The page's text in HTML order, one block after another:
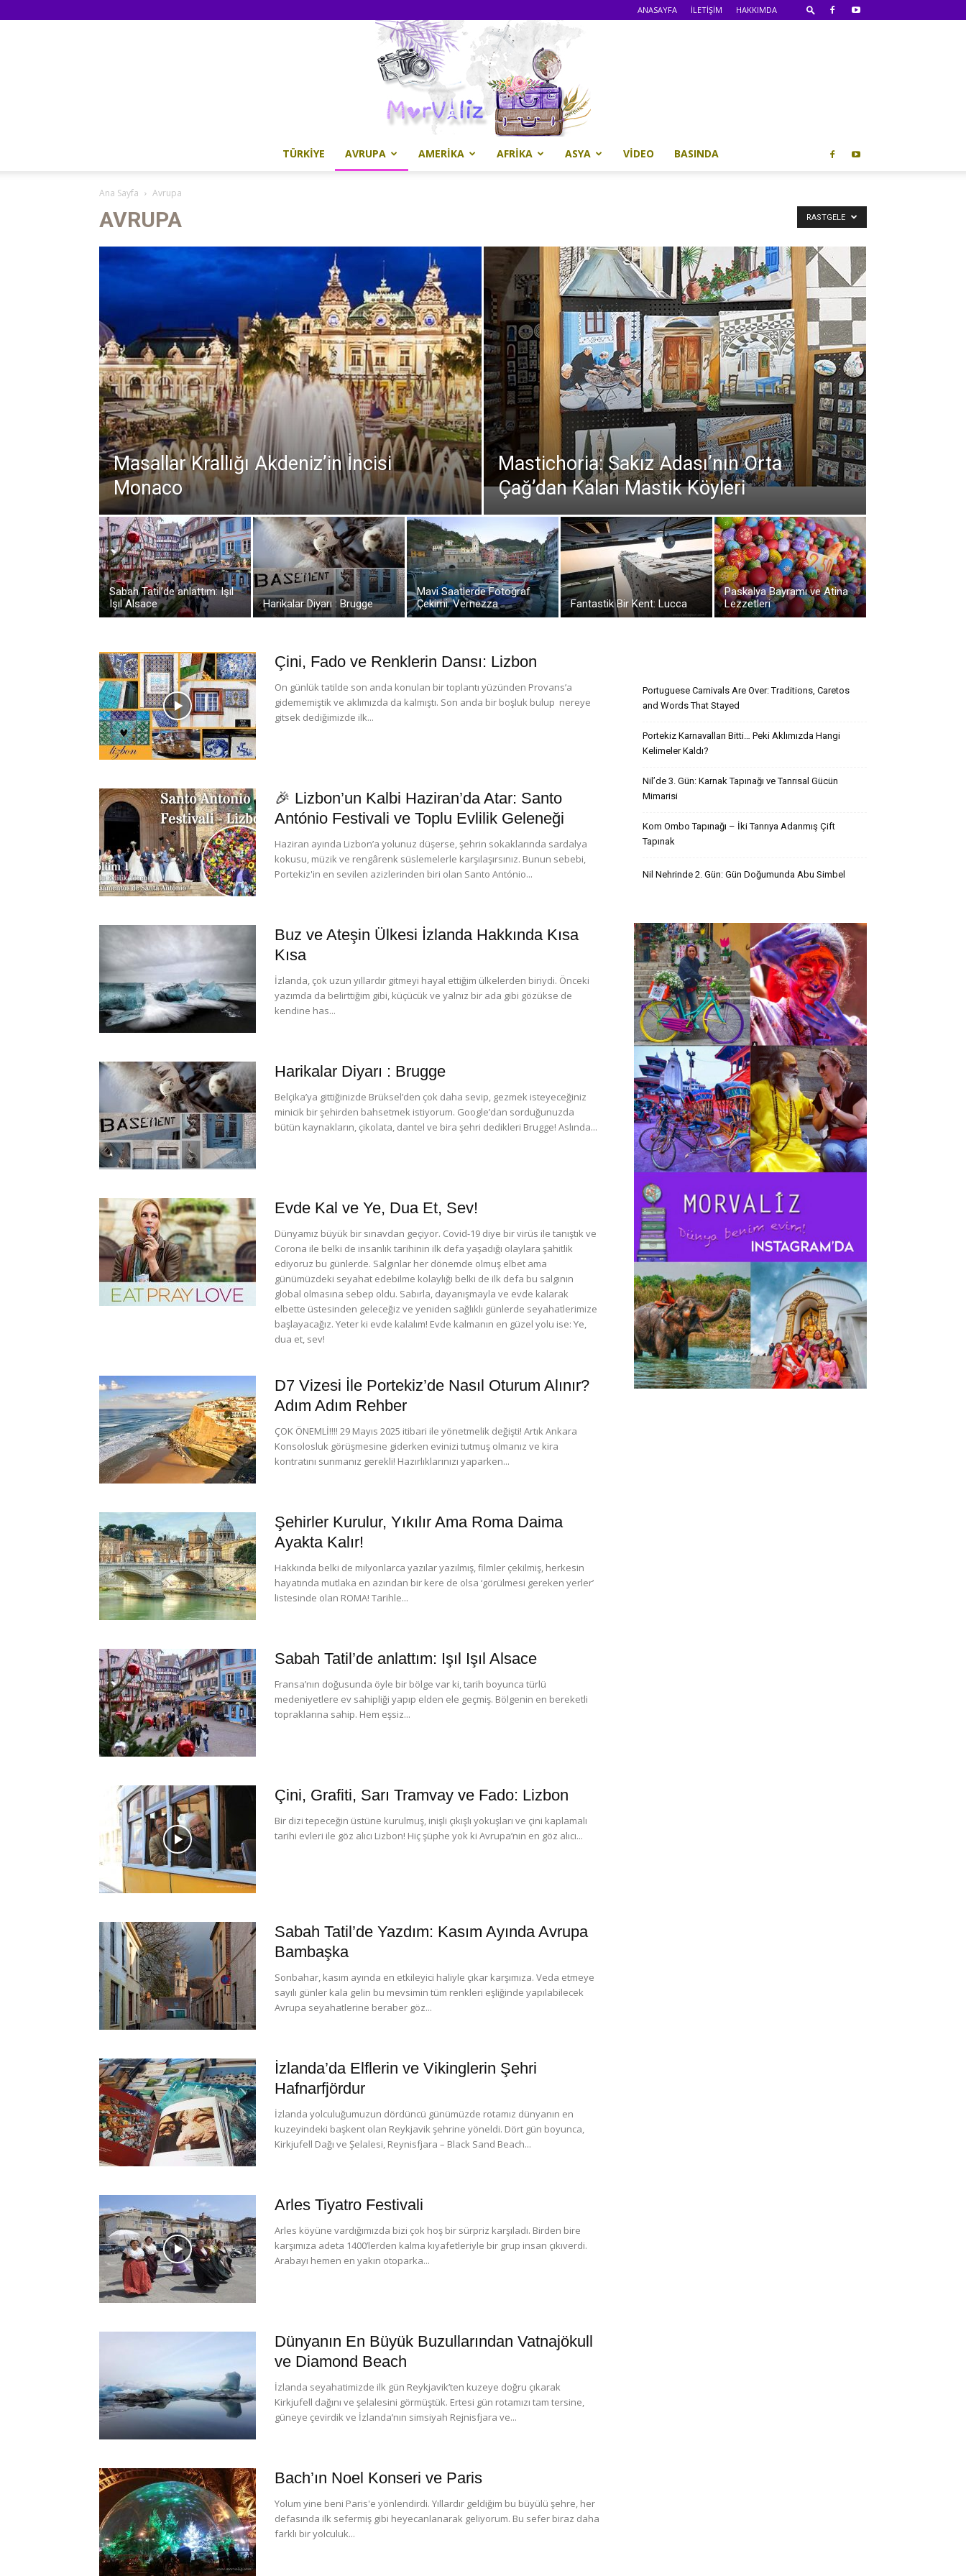
ANASAYFA İLETİŞİM HAKKIMDA
TÜRKIYE AVRUPA AMERIKA AFRIKA ASYA VIDEO BASINDA
Ana Sayfa Avrupa
AVRUPA RASTGELE
Masallar Krallığı Akdeniz’in İncisi
Monaco
Mastichoria: Sakız Adası’nın Orta
Çağ’dan Kalan Mastik Köyleri
Sabah Tatil’de anlattım: Işıl
Işıl Alsace
Harikalar Diyarı : Brugge
Mavi Saatlerde Fotoğraf
Çekimi: Vernezza
Fantastik Bir Kent: Lucca
Paskalya Bayramı ve Atina
Lezzetleri
Çini, Fado ve Renklerin Dansı: Lizbon
On günlük tatilde son anda konulan bir toplantı yüzünden Provans’a
gidememiştik ve aklımızda da kalmıştı. Son anda bir boşluk bulup nereye
gitsek dediğimizde ilk...
🎉 Lizbon’un Kalbi Haziran’da Atar: Santo
António Festivali ve Toplu Evlilik Geleneği
Haziran ayında Lizbon’a yolunuz düşerse, şehrin sokaklarında sardalya
kokusu, müzik ve rengârenk süslemelerle karşılaşırsınız. Bunun sebebi,
Portekiz'in en sevilen azizlerinden biri olan Santo António...
Buz ve Ateşin Ülkesi İzlanda Hakkında Kısa
Kısa
İzlanda, çok uzun yıllardır gitmeyi hayal ettiğim ülkelerden biriydi. Önceki
yazımda da belirttiğim gibi, küçücük ve yalnız bir ada gibi gözükse de
kendine has...
Harikalar Diyarı : Brugge
Belçika’ya gittiğinizde Brüksel’den çok daha sevip, gezmek isteyeceğiniz
minicik bir şehirden bahsetmek istiyorum. Google’dan sorduğunuzda
bütün kaynakların, çikolata, dantel ve bira şehri dedikleri Brugge! Aslında...
Evde Kal ve Ye, Dua Et, Sev!
Dünyamız büyük bir sınavdan geçiyor. Covid-19 diye bir virüs ile tanıştık ve
Corona ile belki de insanlık tarihinin ilk defa yaşadığı olaylara şahitlik
ediyoruz bu günlerde. Salgınlar her dönemde olmuş elbet ama
günümüzdeki seyahat edebilme kolaylığı belki de ilk defa bu salgının
global olmasına sebep oldu. Sabırla, dayanışmayla ve evde kalarak
elbette üstesinden geleceğiz ve yeniden sağlıklı günlerde seyahatlerimize
başlayacağız. Yeter ki evde kalalım! Evde kalmanın en güzel yolu ise: Ye,
dua et, sev!
D7 Vizesi İle Portekiz’de Nasıl Oturum Alınır?
Adım Adım Rehber
ÇOK ÖNEMLİ!!!! 29 Mayıs 2025 itibari ile yönetmelik değişti! Artık Ankara
Konsolosluk görüşmesine giderken evinizi tutmuş olmanız ve kira
kontratını sunmanız gerekli! Hazırlıklarınızı yaparken...
Şehirler Kurulur, Yıkılır Ama Roma Daima
Ayakta Kalır!
Hakkında belki de milyonlarca yazılar yazılmış, filmler çekilmiş, herkesin
hayatında mutlaka en azından bir kere de olsa ‘görülmesi gereken yerler’
listesinde olan ROMA! Tarihle...
Sabah Tatil’de anlattım: Işıl Işıl Alsace
Fransa’nın doğusunda öyle bir bölge var ki, tarih boyunca türlü
medeniyetlere ev sahipliği yapıp elden ele geçmiş. Bölgenin en bereketli
topraklarına sahip. Hem eşsiz...
Çini, Grafiti, Sarı Tramvay ve Fado: Lizbon
Bir dizi tepeceğin üstüne kurulmuş, inişli çıkışlı yokuşları ve çini kaplamalı
tarihi evleri ile göz alıcı Lizbon! Hiç şüphe yok ki Avrupa’nin en göz alıcı...
Sabah Tatil’de Yazdım: Kasım Ayında Avrupa
Bambaşka
Sonbahar, kasım ayında en etkileyici haliyle çıkar karşımıza. Veda etmeye
sayılı günler kala gelin bu mevsimin tüm renkleri eşliğinde yapılabilecek
Avrupa seyahatlerine beraber göz...
İzlanda’da Elflerin ve Vikinglerin Şehri
Hafnarfjördur
İzlanda yolculuğumuzun dördüncü günümüzde rotamız dünyanın en
kuzeyindeki başkent olan Reykjavik şehrine yöneldi. Dört gün boyunca,
Kirkjufell Dağı ve Şelalesi, Reynisfjara – Black Sand Beach...
Arles Tiyatro Festivali
Arles köyüne vardığımızda bizi çok hoş bir sürpriz karşıladı. Birden bire
karşımıza adeta 1400’lerden kalma kıyafetleriyle bir grup insan çıkıverdi.
Arabayı hemen en yakın otoparka...
Dünyanın En Büyük Buzullarından Vatnajökull
ve Diamond Beach
İzlanda seyahatimizde ilk gün Reykjavik’ten kuzeye doğru çıkarak
Kirkjufell dağını ve şelalesini görmüştük. Ertesi gün rotamızı tam tersine,
güneye çevirdik ve İzlanda’nın simsiyah Rejnisfjara ve...
Bach’ın Noel Konseri ve Paris
Yolum yine beni Paris'e yönlendirdi. Yıllardır geldiğim bu büyülü şehre, her
defasında ilk sefermiş gibi heyecanlanarak geliyorum. Bu sefer biraz daha
farklı bir yolculuk...
Portuguese Carnivals Are Over: Traditions, Caretos
and Words That Stayed
Portekiz Karnavalları Bitti… Peki Aklımızda Hangi
Kelimeler Kaldı?
Nil’de 3. Gün: Karnak Tapınağı ve Tanrısal Gücün
Mimarisi
Kom Ombo Tapınağı – İki Tanrıya Adanmış Çift
Tapınak
Nil Nehrinde 2. Gün: Gün Doğumunda Abu Simbel